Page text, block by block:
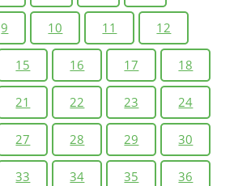
9 10 11 12
15 16 17 18
21 22 23 24
27 28 29 30
33 34 35 36